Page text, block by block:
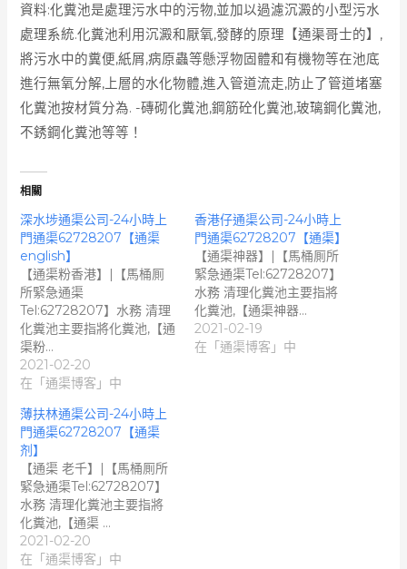
資料:化糞池是處理污水中的污物,並加以過濾沉澱的小型污水
處理系統.化糞池利用沉澱和厭氧,發酵的原理【通渠哥士的】,
將污水中的糞便,紙屑,病原蟲等懸浮物固體和有機物等在池底
進行無氧分解,上層的水化物體,進入管道流走,防止了管道堵塞
化糞池按材質分為. -磚砌化糞池,鋼筋砼化糞池,玻璃鋼化糞池,
不銹鋼化糞池等等！
相關
深水埗通渠公司-24小時上
門通渠62728207【通渠
english】
【通渠粉香港】|【馬桶厠
所緊急通渠
Tel:62728207】水務 清理
化糞池主要指將化糞池,【通
渠粉…
2021-02-20
在「通渠博客」中
香港仔通渠公司-24小時上
門通渠62728207【通渠】
【通渠神器】|【馬桶厠所
緊急通渠Tel:62728207】
水務 清理化糞池主要指將
化糞池,【通渠神器…
2021-02-19
在「通渠博客」中
薄扶林通渠公司-24小時上
門通渠62728207【通渠
剂】
【通渠 老千】|【馬桶厠所
緊急通渠Tel:62728207】
水務 清理化糞池主要指將
化糞池,【通渠 …
2021-02-20
在「通渠博客」中